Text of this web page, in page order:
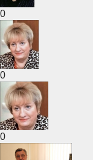
0
0
0